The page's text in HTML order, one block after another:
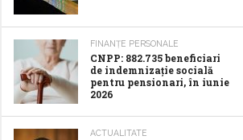
FINANȚE PERSONALE
CNPP: 882.735 beneficiari
de indemnizație socială
pentru pensionari, în iunie
2026
ACTUALITATE